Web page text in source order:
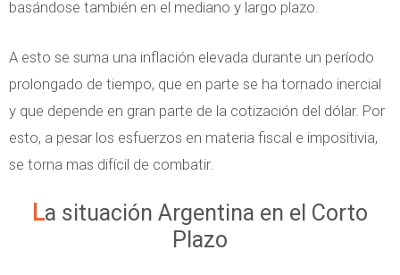
basándose también en el mediano y largo plazo.
A esto se suma una inflación elevada durante un período
prolongado de tiempo, que en parte se ha tornado inercial
y que depende en gran parte de la cotización del dólar. Por
esto, a pesar los esfuerzos en materia fiscal e impositivia,
se torna mas difícil de combatir.
La situación Argentina en el Corto
Plazo